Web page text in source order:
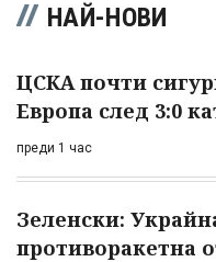
НАЙ-НОВИ
ЦСКА почти
Европа след 3:0
преди 1 час
Зеленски:
противоракетна